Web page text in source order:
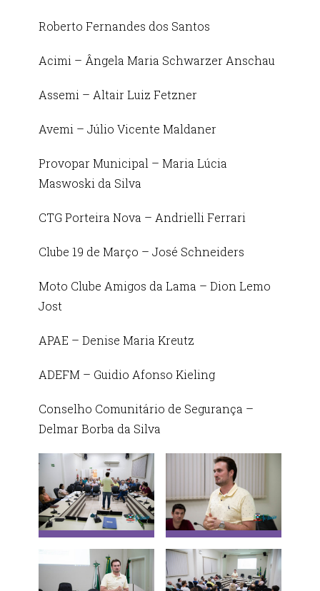
Roberto Fernandes dos Santos
Acimi – Ângela Maria Schwarzer Anschau
Assemi – Altair Luiz Fetzner
Avemi – Júlio Vicente Maldaner
Provopar Municipal – Maria Lúcia
Maswoski da Silva
CTG Porteira Nova – Andrielli Ferrari
Clube 19 de Março – José Schneiders
Moto Clube Amigos da Lama – Dion Lemo
Jost
APAE – Denise Maria Kreutz
ADEFM – Guidio Afonso Kieling
Conselho Comunitário de Segurança –
Delmar Borba da Silva